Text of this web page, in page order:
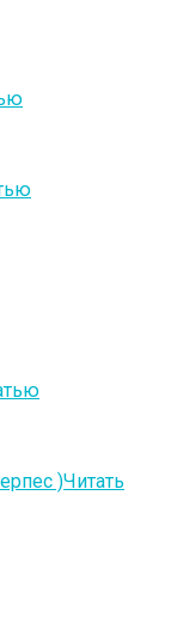
)Читать